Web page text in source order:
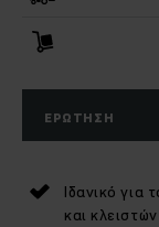
ΕΡΏΤΗΣΗ
Ιδανικό για
και